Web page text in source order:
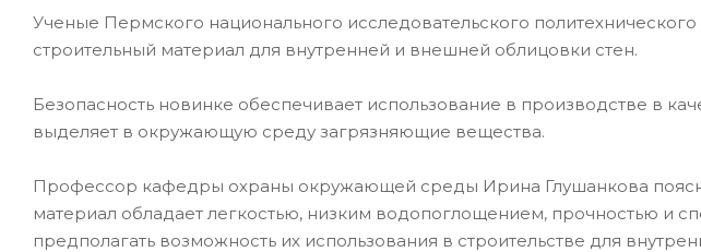
Ученые Пермского национального исследовательского
строительный материал для внутренней и внешней облицовки стен.
Безопасность новинке обеспечивает использование в производстве в
выделяет в окружающую среду загрязняющие вещества.
Профессор кафедры охраны окружающей среды Ирина Глушанкова
материал обладает легкостью, низким водопоглощением, прочностью и
предполагать возможность их использования в строительстве для